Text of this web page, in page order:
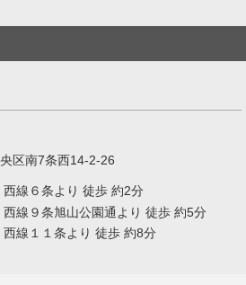
区南7条西14-2-26
線６条より 徒歩 約2分
線９条旭山公園通より 徒歩 約5分
線１１条より 徒歩 約8分